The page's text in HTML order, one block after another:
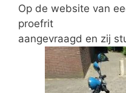
Op de website van
proefrit
aangevraagd en zij